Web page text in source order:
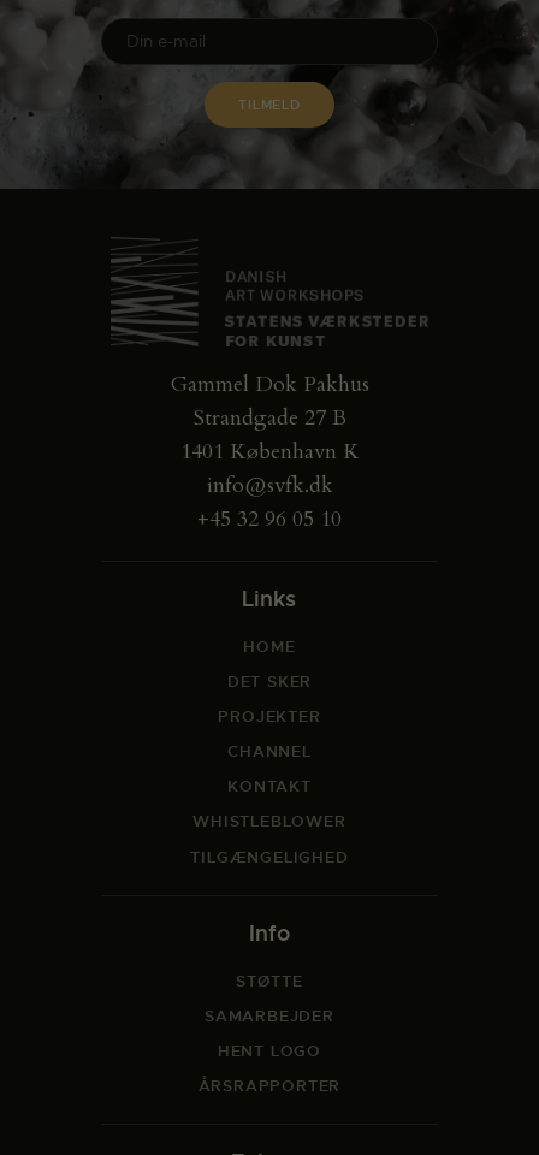
Gammel Dok Pakhus
Strandgade 27 B
1401 København K
info@svfk.dk
+45 32 96 05 10
Links
HOME
DET SKER
PROJEKTER
CHANNEL
KONTAKT
WHISTLEBLOWER
TILGÆNGELIGHED
Info
STØTTE
SAMARBEJDER
HENT LOGO
ÅRSRAPPORTER